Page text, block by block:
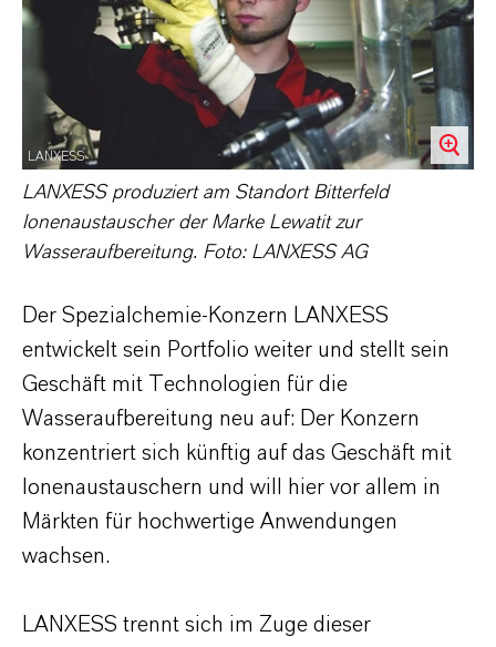
LANXESS
LANXESS produziert am Standort Bitterfeld
Ionenaustauscher der Marke Lewatit zur
Wasseraufbereitung. Foto: LANXESS AG
Der Spezialchemie-Konzern LANXESS
entwickelt sein Portfolio weiter und stellt sein
Geschäft mit Technologien für die
Wasseraufbereitung neu auf: Der Konzern
konzentriert sich künftig auf das Geschäft mit
Ionenaustauschern und will hier vor allem in
Märkten für hochwertige Anwendungen
wachsen.
LANXESS trennt sich im Zuge dieser